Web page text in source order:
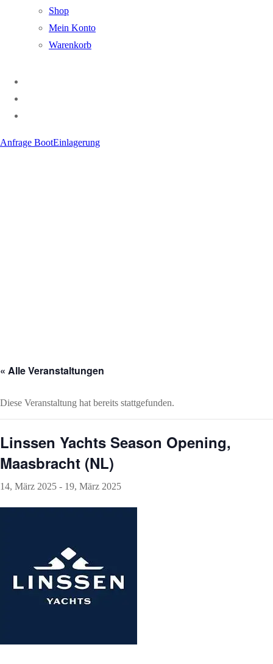
Shop
Mein Konto
Warenkorb
Anfrage BootEinlagerung
« Alle Veranstaltungen
Diese Veranstaltung hat bereits stattgefunden.
Linssen Yachts Season Opening,
Maasbracht (NL)
14, März 2025 - 19, März 2025